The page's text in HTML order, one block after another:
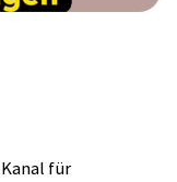
für